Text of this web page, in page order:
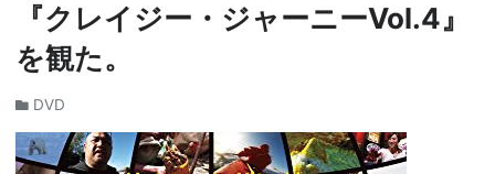
『クレイジー・ジャーニーVol.4』
を観た。
DVD